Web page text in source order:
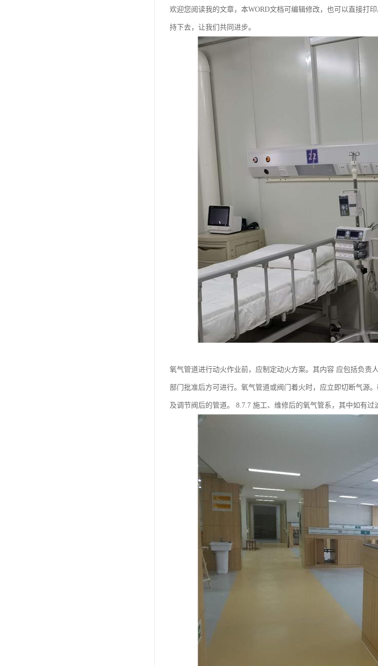
欢迎您阅读我的文章，本WORD文档可编辑修改，也可以直接打
持下去，让我们共同进步。
氧气管道进行动火作业前，应制定动火方案。其内容 应包括负责
部门批准后方可进行。氧气管道或阀门着火时，应立即切断气源
及调节阀后的管道。 8.7.7 施工、维修后的氧气管系，其中如有